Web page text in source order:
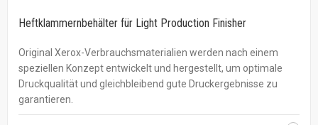
Heftklammernbehälter für Light Production Finisher
Original Xerox-Verbrauchsmaterialien werden nach einem
speziellen Konzept entwickelt und hergestellt, um optimale
Druckqualität und gleichbleibend gute Druckergebnisse zu
garantieren.